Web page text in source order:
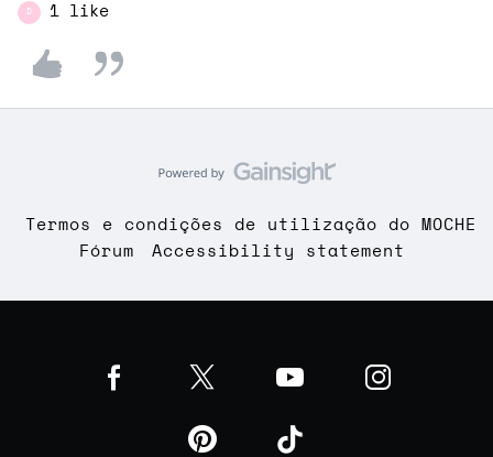
D 1 like
Termos e condições de utilização do MOCHE
Fórum
Accessibility statement